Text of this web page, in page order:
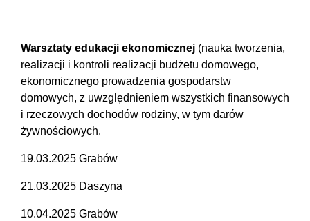
Warsztaty edukacji ekonomicznej (nauka tworzenia,
realizacji i kontroli realizacji budżetu domowego,
ekonomicznego prowadzenia gospodarstw
domowych, z uwzględnieniem wszystkich finansowych
i rzeczowych dochodów rodziny, w tym darów
żywnościowych.
19.03.2025 Grabów
21.03.2025 Daszyna
10.04.2025 Grabów